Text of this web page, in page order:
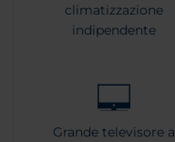
climatizzazione
indipendente
Grande televisore a